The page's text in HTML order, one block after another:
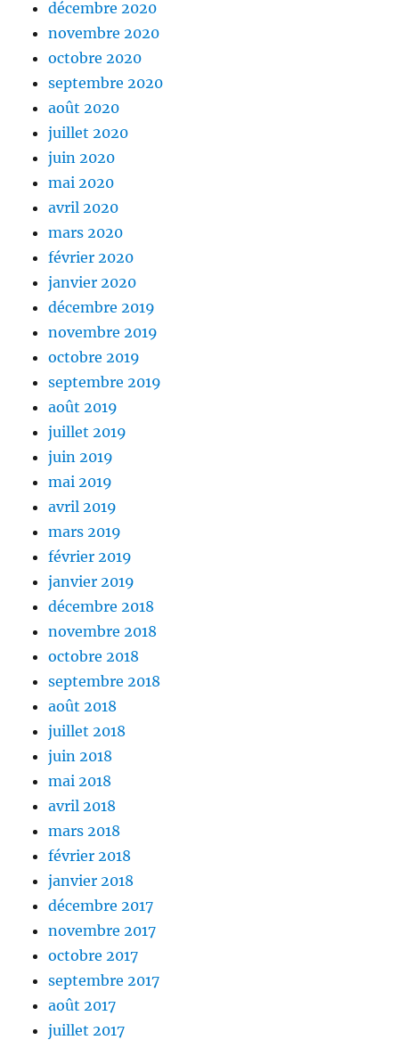
décembre 2020
novembre 2020
octobre 2020
septembre 2020
août 2020
juillet 2020
juin 2020
mai 2020
avril 2020
mars 2020
février 2020
janvier 2020
décembre 2019
novembre 2019
octobre 2019
septembre 2019
août 2019
juillet 2019
juin 2019
mai 2019
avril 2019
mars 2019
février 2019
janvier 2019
décembre 2018
novembre 2018
octobre 2018
septembre 2018
août 2018
juillet 2018
juin 2018
mai 2018
avril 2018
mars 2018
février 2018
janvier 2018
décembre 2017
novembre 2017
octobre 2017
septembre 2017
août 2017
juillet 2017